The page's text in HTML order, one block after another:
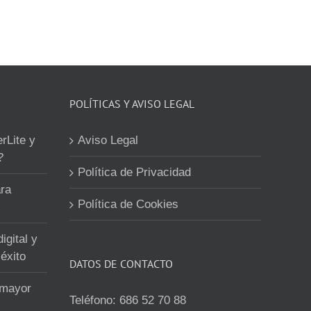
y
y
POLÍTICAS Y AVISO LEGAL
Aviso Legal
Política de Privacidad
Política de Cookies
DATOS DE CONTACTO
Teléfono: 686 52 70 88